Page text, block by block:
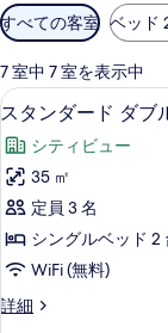
利
用
可
能
な
客
室
の
り
込
み
すべての客室 ベッド
7 室中 7 室を表示中
ス
タ
ン
ダ
ー
ド
ダ
ブ
10
スタンダード ダブ
シティビュー
35 ㎡
定員 3 名
シングルベッド 2
WiFi (無料)
詳細
ス